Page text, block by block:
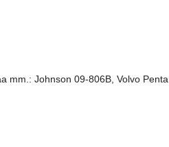
mm.: Johnson 09-806B, Volvo Penta